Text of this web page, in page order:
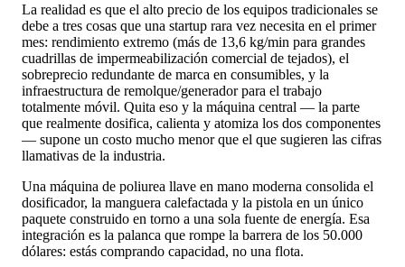
La realidad es que el alto precio de los equipos tradicionales se
debe a tres cosas que una startup rara vez necesita en el primer
mes: rendimiento extremo (más de 13,6 kg/min para grandes
cuadrillas de impermeabilización comercial de tejados), el
sobreprecio redundante de marca en consumibles, y la
infraestructura de remolque/generador para el trabajo
totalmente móvil. Quita eso y la máquina central — la parte
que realmente dosifica, calienta y atomiza los dos componentes
— supone un costo mucho menor que el que sugieren las cifras
llamativas de la industria.
Una máquina de poliurea llave en mano moderna consolida el
dosificador, la manguera calefactada y la pistola en un único
paquete construido en torno a una sola fuente de energía. Esa
integración es la palanca que rompe la barrera de los 50.000
dólares: estás comprando capacidad, no una flota.